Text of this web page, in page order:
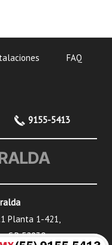
FAQ
9155-5413
Planta 1-421,
C.P. 52930,